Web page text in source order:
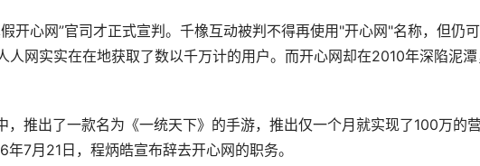
开心网”官司才正式宣判。千橡互动被判不得再使用"开心网"名称，但仍
网实实在在地获取了数以千万计的用户。而开心网却在2010年深陷泥潭
推出了一款名为《一统天下》的手游，推出仅一个月就实现了100万的营
7月21日，程炳皓宣布辞去开心网的职务。